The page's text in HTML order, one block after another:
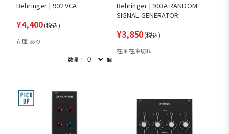
Behringer | 902 VCA
¥4,400(税込)
在庫 あり
数量： 個
Behringer | 903A RANDOM
SIGNAL GENERATOR
¥3,850(税込)
在庫 在庫切れ